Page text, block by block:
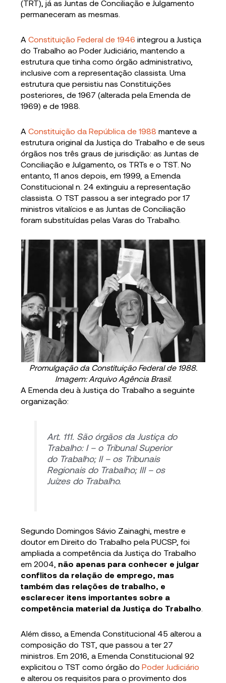
(TRT), já as Juntas de Conciliação e Julgamento
permaneceram as mesmas.
AConstituição Federal de 1946 integrou a Justiça
do Trabalho ao Poder Judiciário, mantendo a
estrutura que tinha como órgão administrativo,
inclusive com a representação classista. Uma
estrutura que persistiu nas Constituições
posteriores, de 1967 (alterada pela Emenda de
1969) e de 1988.
AConstituição da República de 1988 manteve a
estrutura original da Justiça do Trabalho e de seus
órgãos nos três graus de jurisdição: as Juntas de
Conciliação e Julgamento, os TRTs e o TST. No
entanto, 11 anos depois, em 1999, a Emenda
Constitucional n. 24 extinguiu a representação
classista. O TST passou a ser integrado por 17
ministros vitalícios e as Juntas de Conciliação
foram substituídas pelas Varas do Trabalho.
Promulgação da Constituição Federal de 1988.
Imagem: Arquivo Agência Brasil.
A Emenda deu à Justiça do Trabalho a seguinte
organização:
Art. 111. São órgãos da Justiça do
Trabalho: I – o Tribunal Superior
do Trabalho; II – os Tribunais
Regionais do Trabalho; III – os
Juízes do Trabalho.
Segundo Domingos Sávio Zainaghi, mestre e
doutor em Direito do Trabalho pela PUCSP, foi
ampliada a competência da Justiça do Trabalho
em 2004, não apenas para conhecer e julgar
conflitos da relação de emprego, mas
também das relações de trabalho, e
esclarecer itens importantes sobre a
competência material da Justiça do Trabalho
Além disso, a Emenda Constitucional 45 alterou a
composição do TST, que passou a ter 27
ministros. Em 2016, a Emenda Constitucional 92
explicitou o TST como órgão doPoder Judiciário
e alterou os requisitos para o provimento dos